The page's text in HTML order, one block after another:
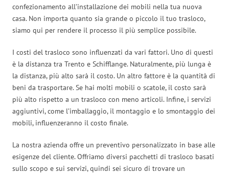
confezionamento all’installazione dei mobili nella tua nuova
casa. Non importa quanto sia grande o piccolo il tuo trasloco,
siamo qui per rendere il processo il più semplice possibile.
I costi del trasloco sono influenzati da vari fattori. Uno di questi
è la distanza tra Trento e Schifflange. Naturalmente, più lunga è
la distanza, più alto sarà il costo. Un altro fattore è la quantità di
beni da trasportare. Se hai molti mobili o scatole, il costo sarà
più alto rispetto a un trasloco con meno articoli. Infine, i servizi
aggiuntivi, come l’imballaggio, il montaggio e lo smontaggio dei
mobili, influenzeranno il costo finale.
La nostra azienda offre un preventivo personalizzato in base alle
esigenze del cliente. Offriamo diversi pacchetti di trasloco basati
sullo scopo e sui servizi, quindi sei sicuro di trovare un